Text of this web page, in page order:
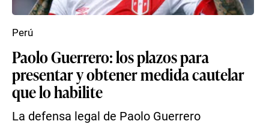
Paolo Guerrero: los plazos para
presentar y obtener medida cautelar
que lo habilite
La defensa legal de Paolo Guerrero
Perú